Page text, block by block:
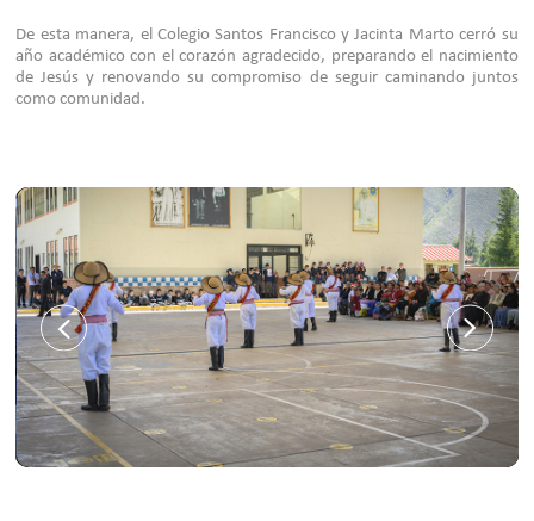
De esta manera, el Colegio Santos Francisco y Jacinta Marto cerró su
año académico con el corazón agradecido, preparando el nacimiento
de Jesús y renovando su compromiso de seguir caminando juntos
como comunidad.